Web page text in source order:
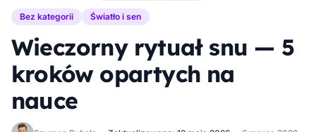
Bez kategorii Światło i sen
Wieczorny rytuał snu — 5
kroków opartych na
nauce